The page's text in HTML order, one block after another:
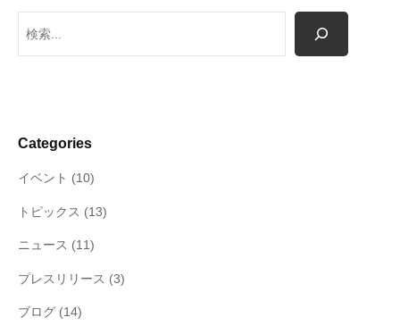
索
Categories
イベント (10)
トピックス (13)
ニュース (11)
プレスリリース (3)
ブログ (14)